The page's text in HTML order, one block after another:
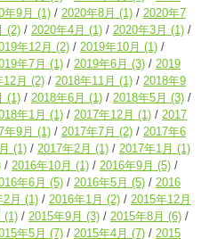
年9月 (1) 2020年8月 (1)
2020年7
(2) 2020年4月 (1) 2020年3月 (1)
年12月 (2) 2019年10月 (1)
年7月 (1) 2019年6月 (3)
2019
12月 (2) 2018年11月 (1)
2018年9
(1) 2018年6月 (1) 2018年5月 (3)
年1月 (1) 2017年12月 (1)
2017
年9月 (1) 2017年7月 (2)
2017年6
(1) 2017年2月 (1) 2017年1月 (1)
2016年10月 (1) 2016年9月 (5)
年6月 (5) 2016年5月 (5)
2016
2月 (1) 2016年1月 (2)
2015年12月
(1) 2015年9月 (3) 2015年8月 (6)
年5月 (7) 2015年4月 (7)
2015